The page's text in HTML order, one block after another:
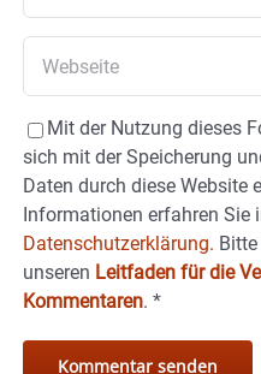
Mit der Nutzung dieses
sich mit der Speicherung
Daten durch diese Website
Informationen erfahren Sie
Datenschutzerklärung.
unseren Leitfaden für die
Kommentaren. *